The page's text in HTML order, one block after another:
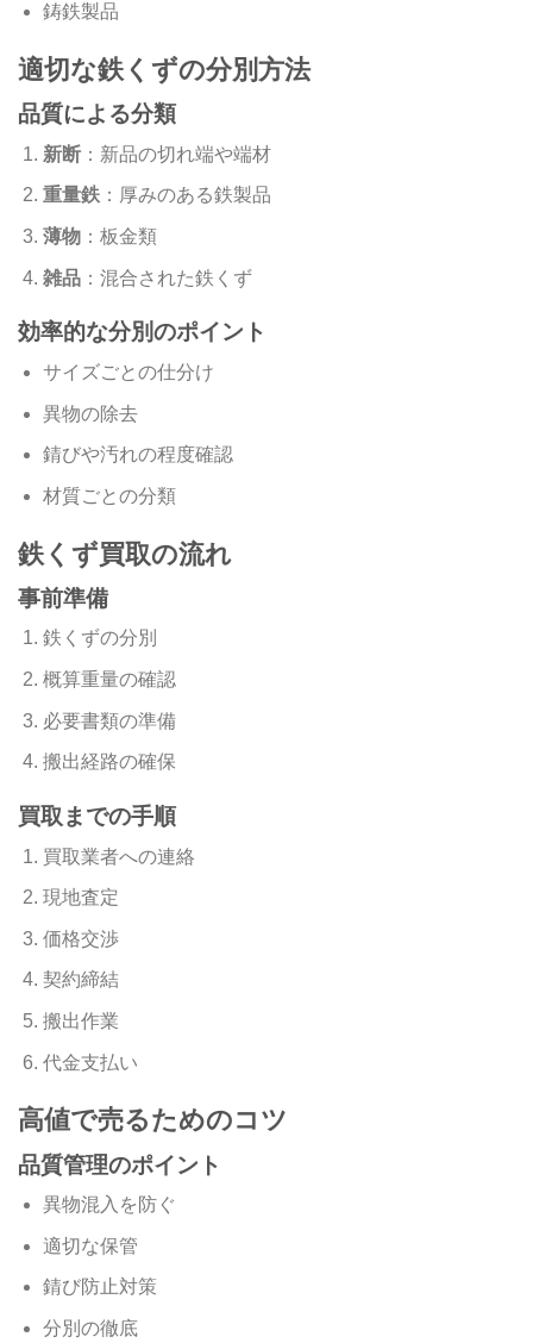
鋳鉄製品
適切な鉄くずの分別方法
品質による分類
新断：新品の切れ端や端材
重量鉄：厚みのある鉄製品
薄物：板金類
雑品：混合された鉄くず
効率的な分別のポイント
サイズごとの仕分け
異物の除去
錆びや汚れの程度確認
材質ごとの分類
鉄くず買取の流れ
事前準備
鉄くずの分別
概算重量の確認
必要書類の準備
搬出経路の確保
買取までの手順
買取業者への連絡
現地査定
価格交渉
契約締結
搬出作業
代金支払い
高値で売るためのコツ
品質管理のポイント
異物混入を防ぐ
適切な保管
錆び防止対策
分別の徹底